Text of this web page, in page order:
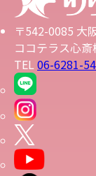
〒542-0085 大
ココテラス心斎
TEL06-6281-